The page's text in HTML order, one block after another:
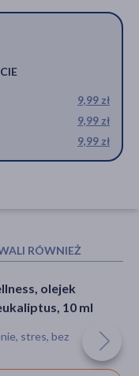
9,99 zł
9,99 zł
9,99 zł
RÓWNIEŻ
olejek
10 ml
stres, bez
globulus,
10 ml
ból, katar,
bez barwników,